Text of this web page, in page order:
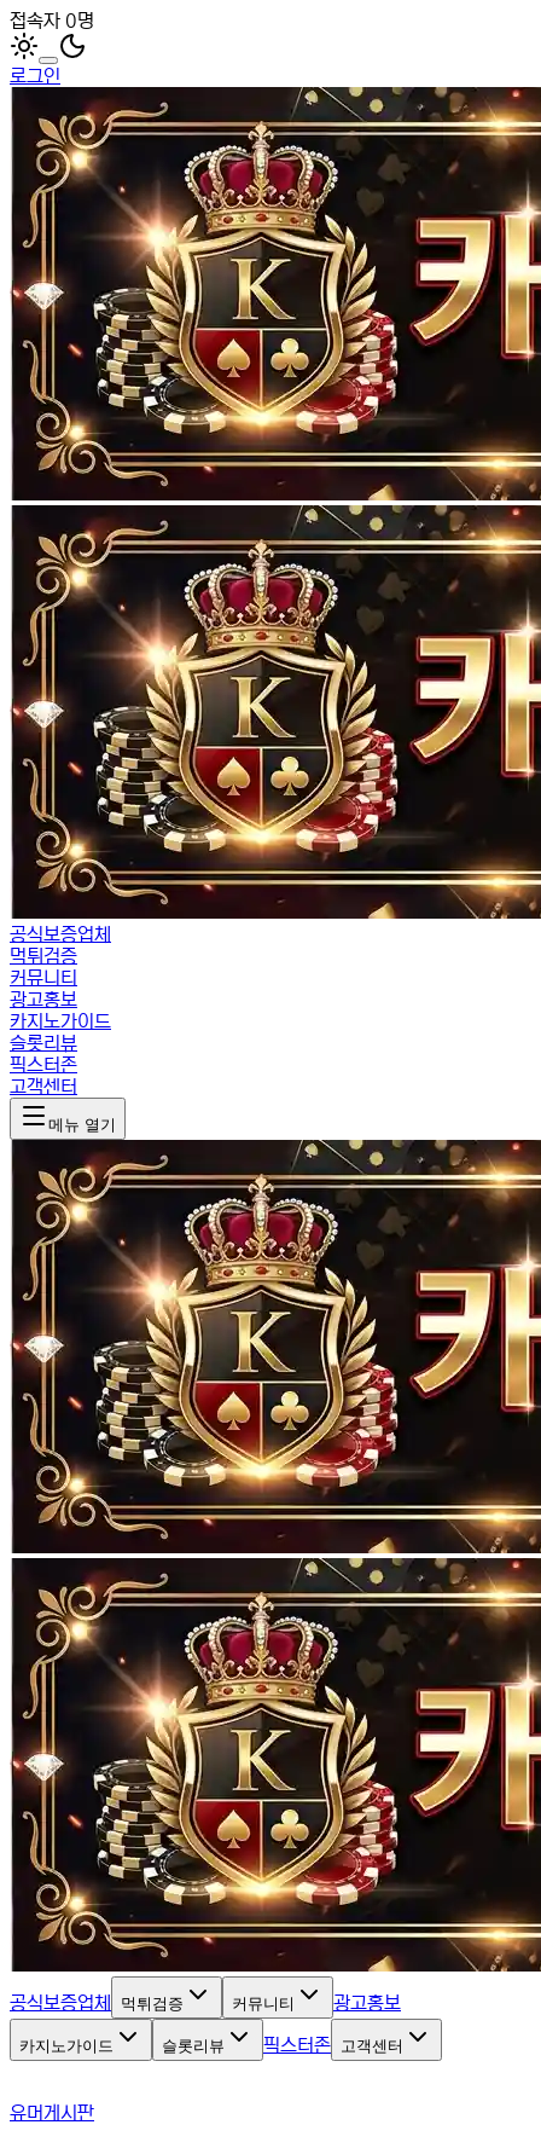
접속자 0명
로그인
공식보증업체
먹튀검증
커뮤니티
광고홍보
카지노가이드
슬롯리뷰
픽스터존
고객센터
메뉴 열기
공식보증업체 먹튀검증 커뮤니티 광고홍보
카지노가이드 슬롯리뷰 픽스터존 고객센터
유머게시판